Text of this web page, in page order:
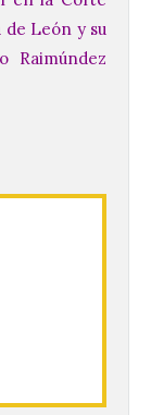
de León y su